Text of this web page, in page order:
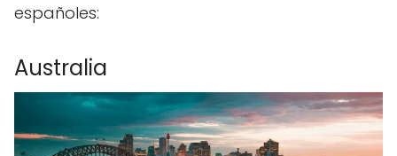
españoles:
Australia